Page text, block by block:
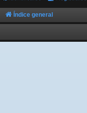
os Índice general